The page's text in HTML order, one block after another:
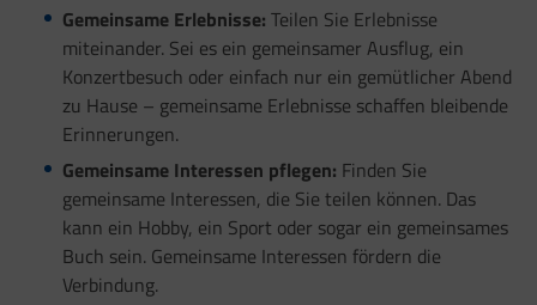
Gemeinsame Erlebnisse: Teilen Sie Erlebnisse
miteinander. Sei es ein gemeinsamer Ausflug, ein
Konzertbesuch oder einfach nur ein gemütlicher Abend
zu Hause – gemeinsame Erlebnisse schaffen bleibende
Erinnerungen.
Gemeinsame Interessen pflegen: Finden Sie
gemeinsame Interessen, die Sie teilen können. Das
kann ein Hobby, ein Sport oder sogar ein gemeinsames
Buch sein. Gemeinsame Interessen fördern die
Verbindung.